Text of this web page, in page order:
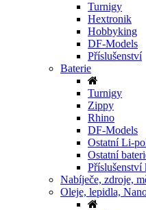
Turnigy
Hextronik
Hobbyking
DF-Models
Příslušenství
Baterie
Turnigy
Zippy
Rhino
DF-Models
Ostatní Li-
Ostatní
Příslušenství
Nabíječe, zdroje,
Oleje, lepidla,